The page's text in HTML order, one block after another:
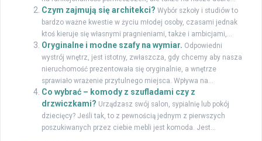
Czym zajmują się architekci? Wybór szkoły i studiów to
bardzo ważne kwestie w życiu młodej osoby, czasami jednak
ktoś kieruje się własnymi pragnieniami, także i ambicjami,...
Oryginalne i modne szafy na wymiar. Odpowiedni
wystrój wnętrz, jest istotny, zwłaszcza, gdy chcemy aby nasza
nieruchomość prezentowała się oryginalnie, a wnętrze
sprawiało wrażenie przytulnego miejsca. Wpływa na...
Co wybrać – komody z szufladami czy z
drzwiczkami? Urządzasz swój salon, sypialnię lub pokój
dziecięcy? Jeśli tak, to z pewnością jednym z pierwszych
poszukiwanych przez ciebie mebli jest komoda. Jest...